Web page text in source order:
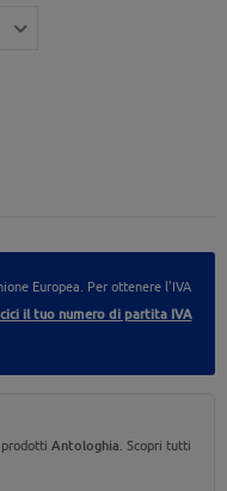
Europea. Per ottenere l'IVA
il tuo numero di partita IVA
Antologhia. Scopri tutti